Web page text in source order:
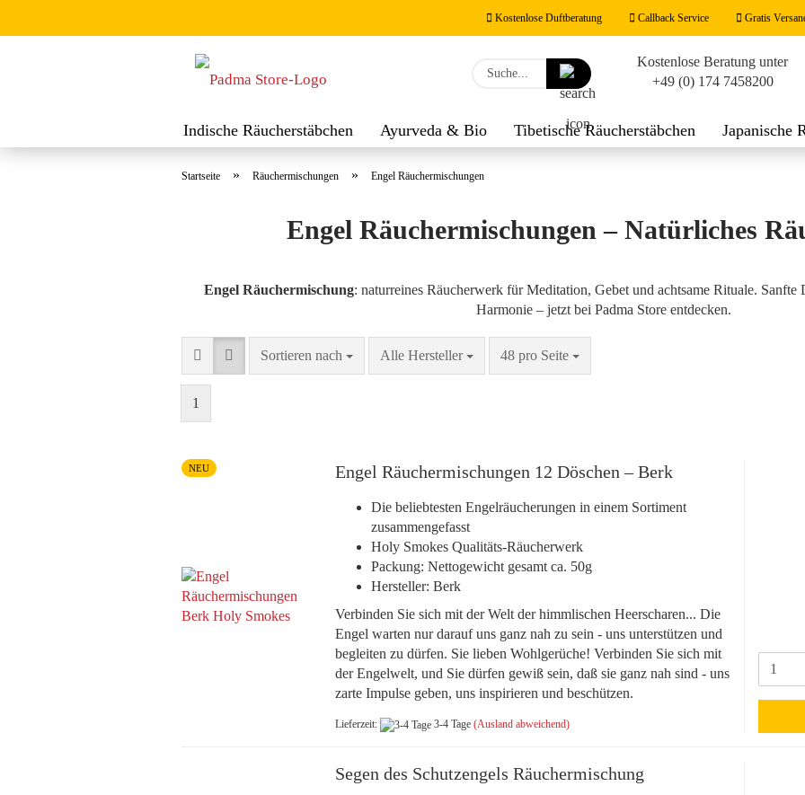
Kostenlose Duftberatung Callback Service Gratis
Lieferland
E-
Suche...
Kostenlose Beratung unter
+49 (0) 174 7458200
Indische Räucherstäbchen Ayurveda & Bio Tibetische Räucherstäbchen
Japanische
Startseite » Räuchermischungen » Engel Räuchermischungen
Engel Räuchermischungen – Natürliches
Engel Räuchermischung: naturreines Räucherwerk für Meditation, Gebet und achtsame Rituale.
Harmonie – jetzt bei Padma Store entdecken.
Sortieren nach
Sortieren nach Alle Hersteller
pro Seite 48 pro Seite
pro Seite
1
NEU Engel Räuchermischungen 12 Döschen – Berk
Die beliebtesten Engelräucherungen in einem Sortiment
zusammengefasst
Holy Smokes Qualitäts-Räucherwerk
Packung: Nettogewicht gesamt ca. 50g
Hersteller: Berk
Verbinden Sie sich mit der Welt der himmlischen Heerscharen... Die
Engel warten nur darauf uns ganz nah zu sein - uns unterstützen und
begleiten zu dürfen. Sie lieben Wohlgerüche! Verbinden Sie sich mit
der Engelwelt, und Sie dürfen gewiß sein, daß sie ganz nah sind - uns
zarte Impulse geben, uns inspirieren und beschützen.
Lieferzeit: 3-4 Tage (Ausland abweichend)
Segen des Schutzengels Räuchermischung